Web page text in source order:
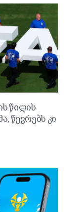
წილის
წევრებს კი